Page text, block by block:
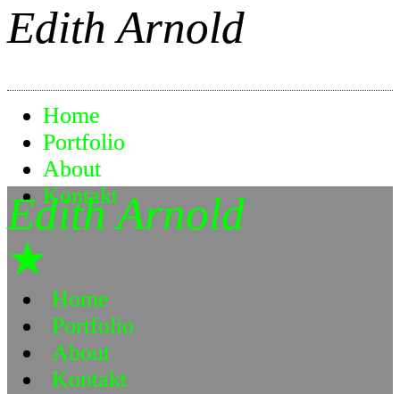
Edith Arnold
Home
Portfolio
About
Kontakt
★
Edith Arnold
Home
Portfolio
About
Kontakt